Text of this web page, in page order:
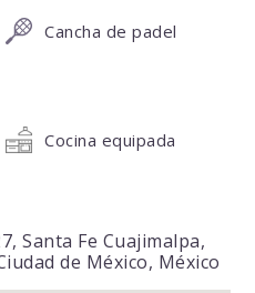
Cancha de padel
Cocina equipada
Santa Fe Cuajimalpa,
de México, México